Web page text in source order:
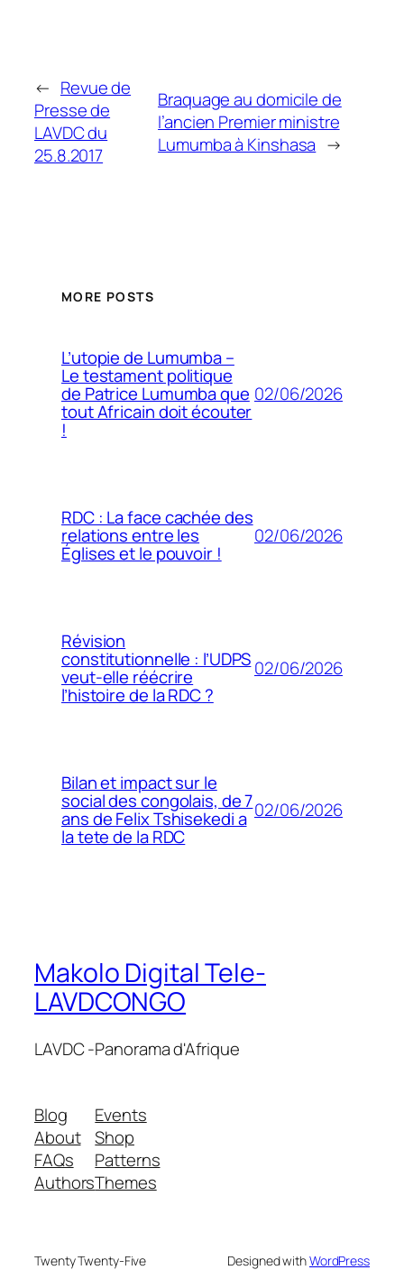
← Revue de
Presse de
LAVDC du
25.8.2017
Braquage au domicile de
l’ancien Premier ministre
Lumumba à Kinshasa →
MORE POSTS
L’utopie de Lumumba –
Le testament politique
de Patrice Lumumba que
tout Africain doit écouter
!
02/06/2026
RDC : La face cachée des
relations entre les
Églises et le pouvoir !
02/06/2026
Révision
constitutionnelle : l’UDPS
veut-elle réécrire
l’histoire de la RDC ?
02/06/2026
Bilan et impact sur le
social des congolais, de 7
ans de Felix Tshisekedi a
la tete de la RDC
02/06/2026
Makolo Digital Tele-
LAVDCONGO
LAVDC -Panorama d'Afrique
Blog
About
FAQs
Authors
Events
Shop
Patterns
Themes
Twenty Twenty-Five Designed withWordPress